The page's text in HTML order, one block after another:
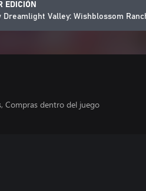
EDICIÓN
Dreamlight Valley: Wishblossom
Compras dentro del juego